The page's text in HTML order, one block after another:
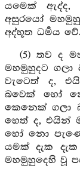
යමෙක් ඇද්ද,
අසුරයෝ
අද්භූත ධර්‍මය වේ.
(5) තව ද
මහමුහුදට
වැටෙත් ද,
බවෙක් හෝ
කෙනෙක් ගලා
හෙත් ද, එයින්
හෝ නො
යමක් දැක
මහමුහුදෙහි වූ